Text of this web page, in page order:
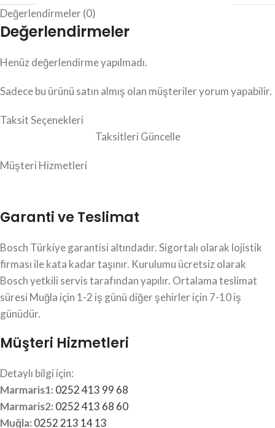
Değerlendirmeler (0)
Değerlendirmeler
Henüz değerlendirme yapılmadı.
Sadece bu ürünü satın almış olan müşteriler yorum yapabilir.
Taksit Seçenekleri
Taksitleri Güncelle
Müşteri Hizmetleri
Garanti ve Teslimat
Bosch Türkiye garantisi altındadır. Sigortalı olarak lojistik
firması ile kata kadar taşınır. Kurulumu ücretsiz olarak
Bosch yetkili servis tarafından yapılır. Ortalama teslimat
süresi Muğla için 1-2 iş günü diğer şehirler için 7-10 iş
günüdür.
Müşteri Hizmetleri
Detaylı bilgi için:
Marmaris1: 0252 413 99 68
Marmaris2: 0252 413 68 60
Muğla: 0252 213 14 13